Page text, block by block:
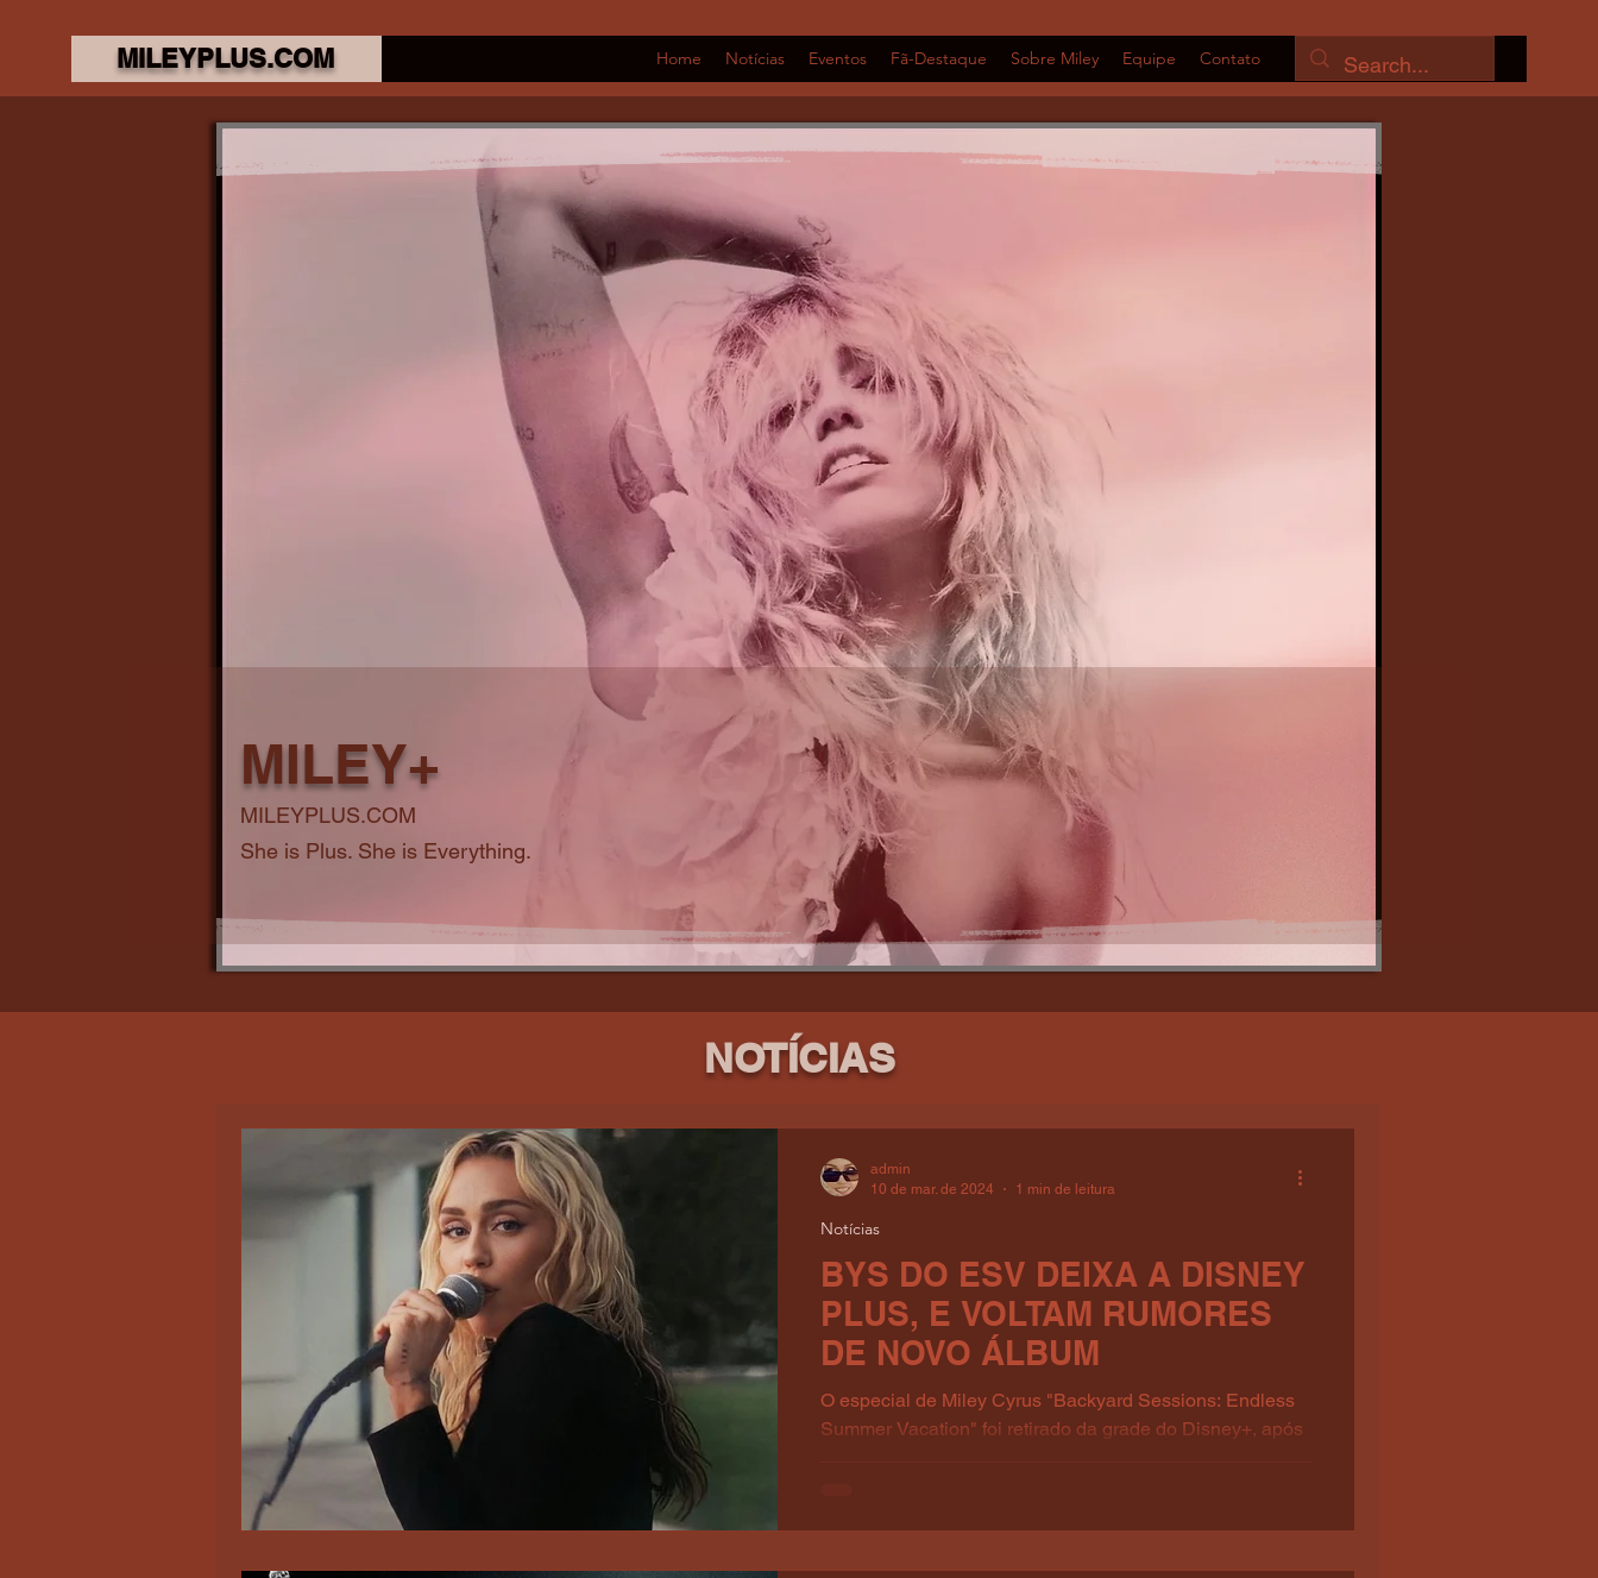
MILEYPLUS.COM Home Notícias Eventos Fã-Destaque Sobre Miley Equipe Contato
NOTÍCIAS
BYS DO ESV DEIXA A DISNEY
PLUS, E VOLTAM RUMORES
DE NOVO ÁLBUM
O especial de Miley Cyrus "Backyard Sessions: Endless
Summer Vacation" foi retirado da grade do Disney+, após
Notícias
admin
10 de mar. de 2024
1 min de leitura
MILEY+
MILEYPLUS.COM
She is Plus. She is Everything.